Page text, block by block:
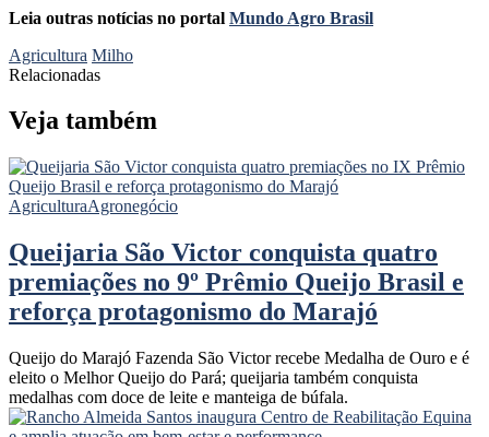
Leia outras notícias no portal Mundo Agro Brasil
Agricultura Milho
Relacionadas
Veja também
AgriculturaAgronegócio
Queijaria São Victor conquista quatro
premiações no 9º Prêmio Queijo Brasil e
reforça protagonismo do Marajó
Queijo do Marajó Fazenda São Victor recebe Medalha de Ouro e é
eleito o Melhor Queijo do Pará; queijaria também conquista
medalhas com doce de leite e manteiga de búfala.